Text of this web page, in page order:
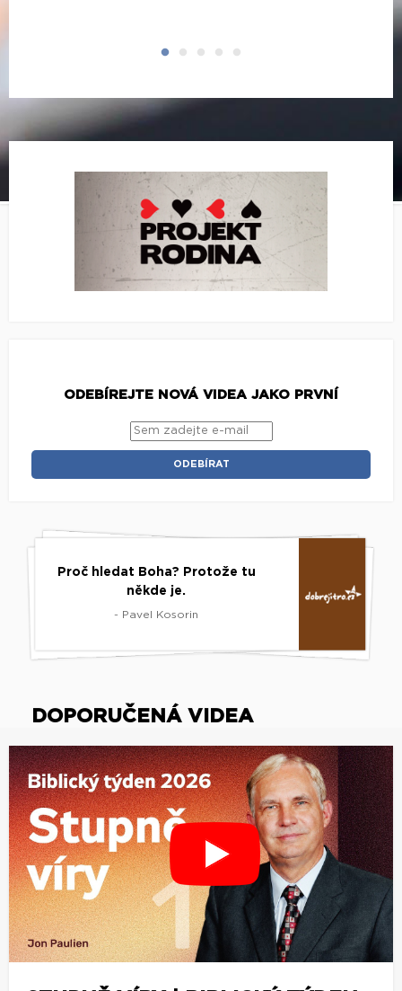
ODEBÍREJTE NOVÁ VIDEA JAKO PRVNÍ
Proč hledat Boha? Protože tu
někde je.
- Pavel Kosorin
DOPORUČENÁ VIDEA